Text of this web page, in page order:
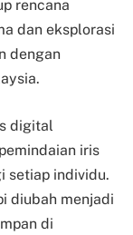
rencana
dan eksplorasi
dengan
digital
iris
setiap individu.
diubah menjadi
di